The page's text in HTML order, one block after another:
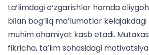
ta’limdagi o‘zgarishlar hamda
bilan bog‘liq ma’lumotlar
muhim ahamiyat kasb etadi.
fikricha, ta’lim sohasidagi